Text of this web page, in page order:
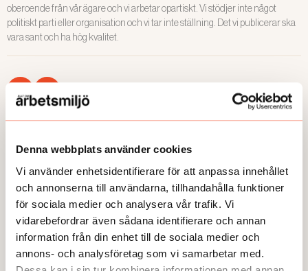
Denna webbplats använder cookies
Vi använder enhetsidentifierare för att anpassa innehållet
och annonserna till användarna, tillhandahålla funktioner
för sociala medier och analysera vår trafik. Vi
vidarebefordrar även sådana identifierare och annan
information från din enhet till de sociala medier och
annons- och analysföretag som vi samarbetar med.
oberoende från vår ägare och vi arbetar opartiskt. Vi stödjer inte något
politiskt parti eller organisation och vi tar inte ställning. Det vi publicerar ska
vara sant och ha hög kvalitet.